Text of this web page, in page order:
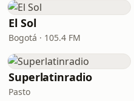
El Sol
Bogotá · 105.4 FM
Superlatinradio
Pasto